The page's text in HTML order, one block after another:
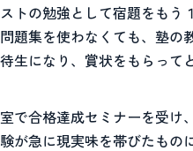
トの勉強として宿題をも
集を使わなくても、塾
生になり、賞状をもらっ
で合格達成セミナーを受
が急に現実味を帯びたも